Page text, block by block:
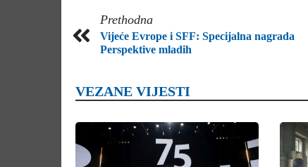
Prethodna
Vijeće Evrope i SFF: Specijalna nagrada
Perspektive mladih
VEZANE VIJESTI